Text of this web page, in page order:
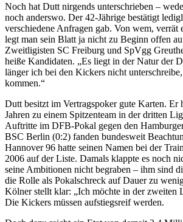
Noch hat Dutt nirgends unterschrieben –
noch anderswo. Der 42-Jährige bestätigt
verschiedene Anfragen gab. Von wem, verrät
legt man sein Blatt ja nicht zu Beginn offen
Zweitligisten SC Freiburg und SpVgg
heiße Kandidaten. „Es liegt in der Natur der
länger ich bei den Kickers nicht
kommen.“
Dutt besitzt im Vertragspoker gute Karten. Er
Jahren zu einem Spitzenteam in der dritten
Auftritte im DFB-Pokal gegen den
BSC Berlin (0:2) fanden bundesweit
Hannover 96 hatte seinen Namen bei der
2006 auf der Liste. Damals klappte es noch
seine Ambitionen nicht begraben – ihm sind
die Rolle als Pokalschreck auf Dauer zu
Kölner stellt klar: „Ich möchte in der zweiten
Die Kickers müssen aufstiegsreif werden.